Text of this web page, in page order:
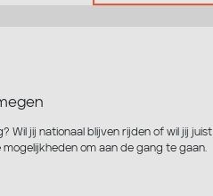
Wil jij nationaal blijven rijden of wil jij juist
om aan de gang te gaan.